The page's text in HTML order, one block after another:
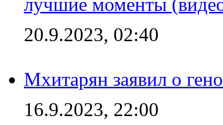
20.9.2023, 02:40
Мхитарян заявил о
16.9.2023, 22:00